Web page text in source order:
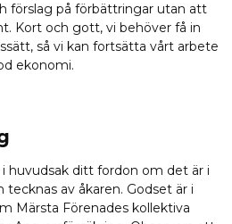
förslag på förbättringar utan att
Kort och gott, vi behöver få in
så vi kan fortsätta vårt arbete
ekonomi.
huvudsak ditt fordon om det är i
tecknas av åkaren. Godset är i
Märsta Förenades kollektiva